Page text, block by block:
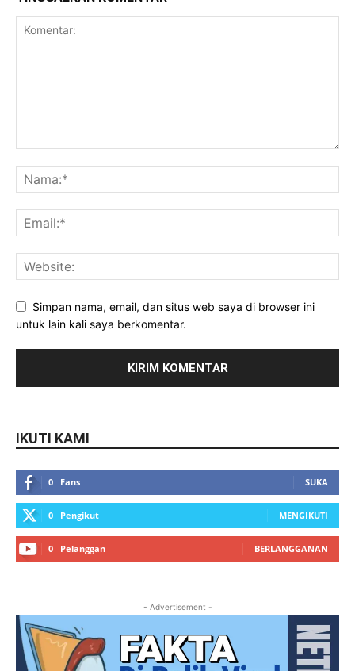
Simpan nama, email, dan situs web saya di browser ini
untuk lain kali saya berkomentar.
IKUTI KAMI
0 Fans SUKA
0 Pengikut MENGIKUTI
0 Pelanggan BERLANGGANAN
- Advertisement -